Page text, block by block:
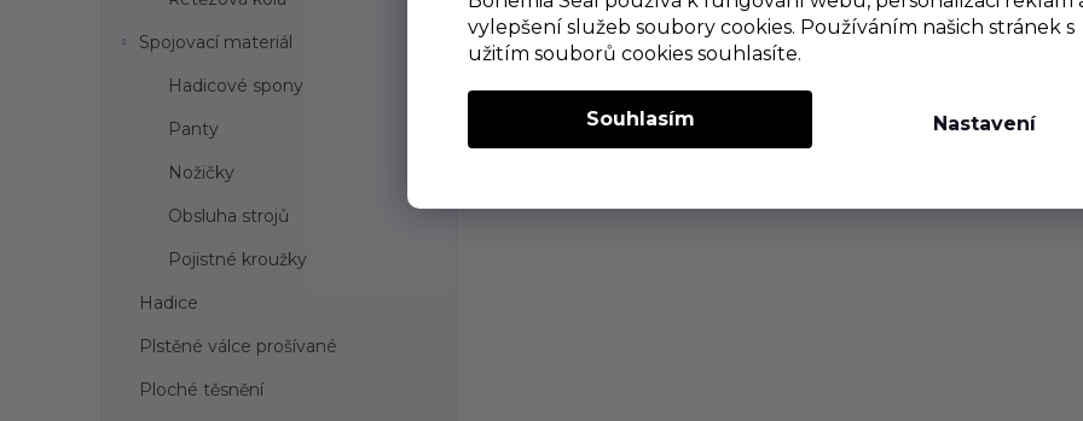
vylepšení služeb soubory cookies. Používáním našich stránek s
užitím souborů cookies souhlasíte.
Nastavení
Souhlasím
Spojovací materiál
Hadicové spony
Panty
Nožičky
Obsluha strojů
Pojistné kroužky
Hadice
Plstěné válce prošívané
Ploché těsnění